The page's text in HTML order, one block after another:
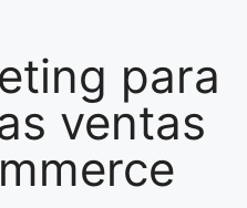
para
ventas